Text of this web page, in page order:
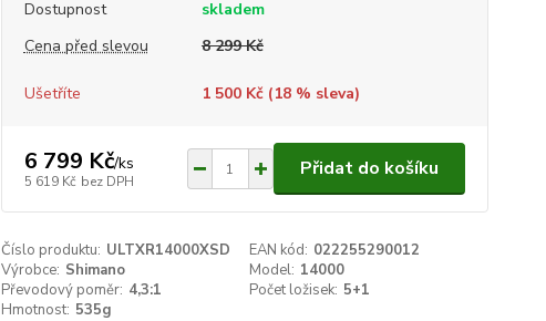
Dostupnost
skladem
Cena před slevou
8 299 Kč
Ušetříte 1 500 Kč (18% sleva)
6 799 Kč/ks
5 619 Kč bez DPH
Přidat do košíku
Číslo produktu: ULTXR14000XSD EAN kód: 022255290012
Výrobce: Shimano Model: 14000
Převodový poměr: 4,3:1 Počet ložisek: 5+1
Hmotnost: 535g